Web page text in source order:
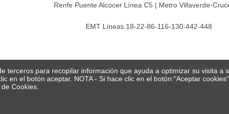
Renfe Puente Alcocer Línea C5 | Metro Villaverde-
EMT Líneas 18-22-86-116-130-442-448
terceros para recopilar información que ayuda a optimizar su visita
en el botón aceptar. NOTA - Si hace clic en el botón:"Aceptar
Cookies.